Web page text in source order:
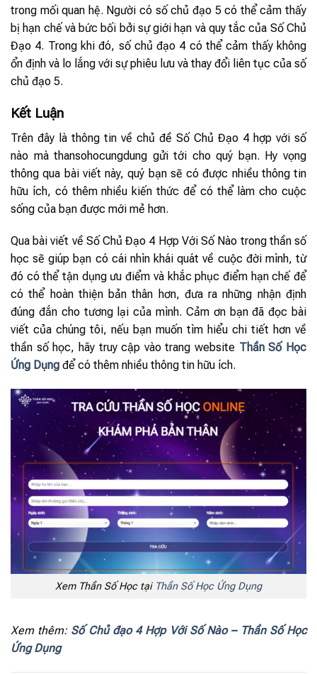
trong mối quan hệ. Người có số chủ đạo 5 có thể cảm thấy
bị hạn chế và bức bối bởi sự giới hạn và quy tắc của Số Chủ
Đạo 4. Trong khi đó, số chủ đạo 4 có thể cảm thấy không
ổn định và lo lắng với sự phiêu lưu và thay đổi liên tục của số
chủ đạo 5.
Kết Luận
Trên đây là thông tin về chủ đề Số Chủ Đạo 4 hợp với số
nào mà thansohocungdung gửi tới cho quý bạn. Hy vọng
thông qua bài viết này, quý bạn sẽ có được nhiều thông tin
hữu ích, có thêm nhiều kiến thức để có thể làm cho cuộc
sống của bạn được mới mẻ hơn.
Qua bài viết về Số Chủ Đạo 4 Hợp Với Số Nào trong thần số
học sẽ giúp bạn có cái nhìn khái quát về cuộc đời mình, từ
đó có thể tận dụng ưu điểm và khắc phục điểm hạn chế để
có thể hoàn thiện bản thân hơn, đưa ra những nhận định
đúng đắn cho tương lại của mình. Cảm ơn bạn đã đọc bài
viết của chúng tôi, nếu bạn muốn tìm hiểu chi tiết hơn về
thần số học, hãy truy cập vào trang website Thần Số Học
Ứng Dụng để có thêm nhiều thông tin hữu ích.
Xem Thần Số Học tại Thần Số Học Ứng Dụng
Xem thêm: Số Chủ đạo 4 Hợp Với Số Nào – Thần Số Học
Ứng Dụng